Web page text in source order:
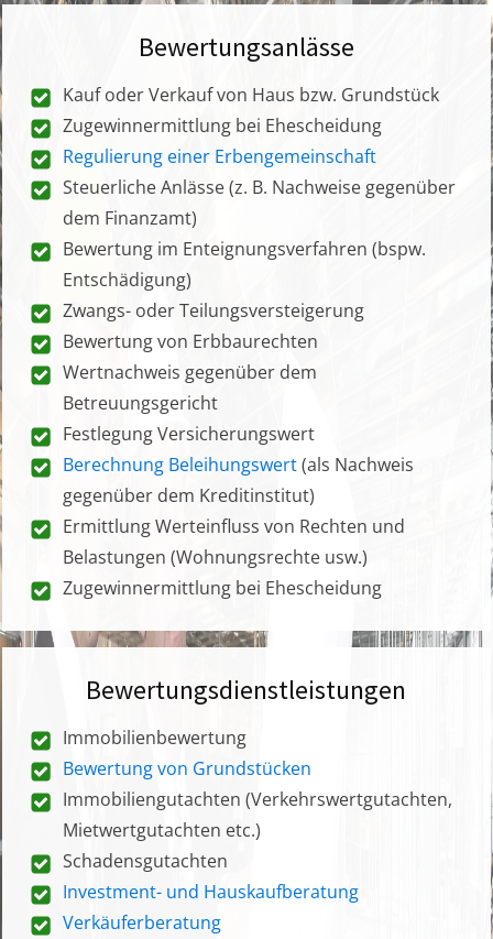
Bewertungsanlässe
Kauf oder Verkauf von Haus bzw. Grundstück
Zugewinnermittlung bei Ehescheidung
Regulierung einer Erbengemeinschaft
Steuerliche Anlässe (z. B. Nachweise gegenüber
dem Finanzamt)
Bewertung im Enteignungsverfahren (bspw.
Entschädigung)
Zwangs- oder Teilungsversteigerung
Bewertung von Erbbaurechten
Wertnachweis gegenüber dem
Betreuungsgericht
Festlegung Versicherungswert
Berechnung Beleihungswert(als Nachweis
gegenüber dem Kreditinstitut)
Ermittlung Werteinfluss von Rechten und
Belastungen (Wohnungsrechte usw.)
Zugewinnermittlung bei Ehescheidung
Bewertungsdienstleistungen
Immobilienbewertung
Bewertung von Grundstücken
Immobiliengutachten (Verkehrswertgutachten,
Mietwertgutachten etc.)
Schadensgutachten
Investment- und Hauskaufberatung
Verkäuferberatung